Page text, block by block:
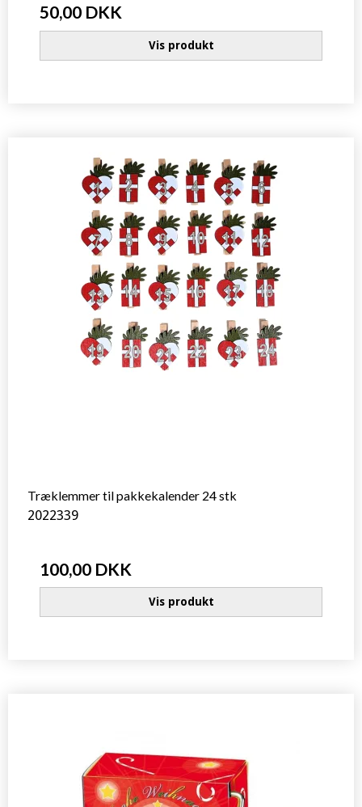
50,00 DKK
Vis produkt
Træklemmer til pakkekalender 24 stk
2022339
100,00 DKK
Vis produkt